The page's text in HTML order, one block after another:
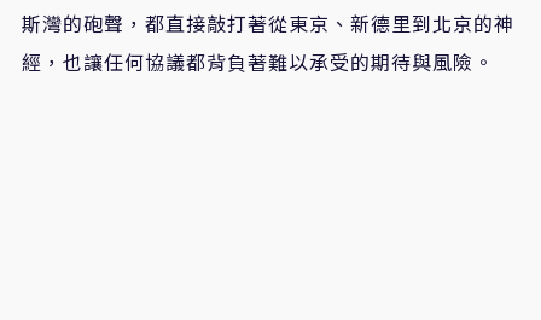
斯灣的砲聲，都直接敲打著從東京、新德里到北京的神
經，也讓任何協議都背負著難以承受的期待與風險。